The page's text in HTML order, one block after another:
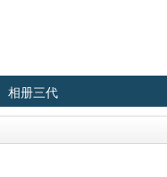
相册三代